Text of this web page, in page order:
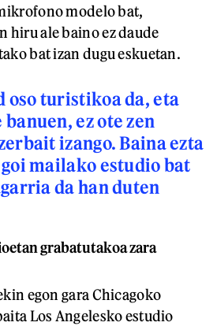
modelo bat,
hiru ale baino ez daude
bat izan dugu eskuetan.
oso turistikoa da, eta
ez ote zen
izango. Baina ezta
mailako estudio bat
da han duten
grabatutakoa zara
egon gara Chicagoko
Los Angelesko estudio